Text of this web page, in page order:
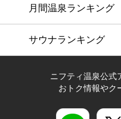
月間温泉ランキング
サウナランキング
ニフティ温泉公式
おトク情報やク